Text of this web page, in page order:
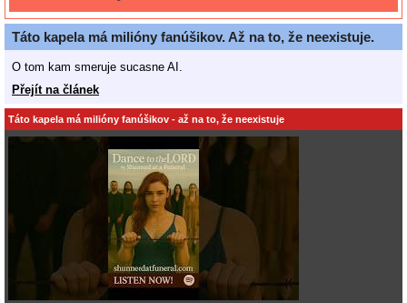
Táto kapela má milióny fanúšikov. Až na to, že neexistuje.
O tom kam smeruje sucasne AI.
Přejít na článek
Táto kapela má milióny fanúšikov - až na to, že neexistuje